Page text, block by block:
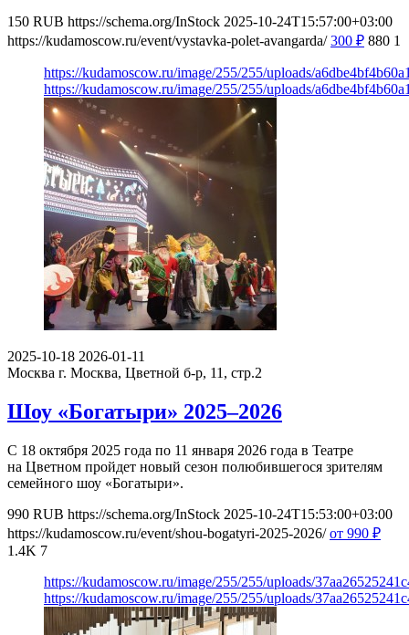
150 RUB https://schema.org/InStock 2025-10-24T15:57:00+03:00
https://kudamoscow.ru/event/vystavka-polet-avangarda/ 300 ₽ 880 1
https://kudamoscow.ru/image/255/255/uploads/
https://kudamoscow.ru/image/255/255/uploads/
2025-10-18 2026-01-11
Москва г. Москва, Цветной б-р, 11, стр.2
Шоу «Богатыри» 2025–2026
С 18 октября 2025 года по 11 января 2026 года в Театре
на Цветном пройдет новый сезон полюбившегося зрителям
семейного шоу «Богатыри».
990 RUB https://schema.org/InStock 2025-10-24T15:53:00+03:00
https://kudamoscow.ru/event/shou-bogatyri-2025-2026/ от 990 ₽
1.4K 7
https://kudamoscow.ru/image/255/255/uploads/
https://kudamoscow.ru/image/255/255/uploads/